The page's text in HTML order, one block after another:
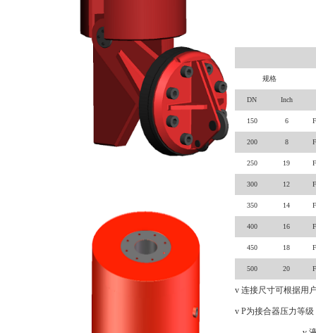
规格
DN Inch
150 6
200 8
250 19
300 12
350 14
400 16
450 18
500 20
v 连接尺寸可根据用
v P为接合器压力等级